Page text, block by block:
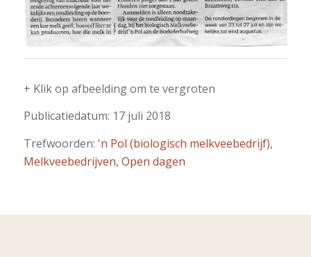
+ Klik op afbeelding om te vergroten
Publicatiedatum: 17 juli 2018
Trefwoorden: 'n Pol (biologisch melkveebedrijf),
Melkveebedrijven, Open dagen